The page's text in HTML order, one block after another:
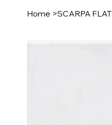
Home >SCARPA FLAT